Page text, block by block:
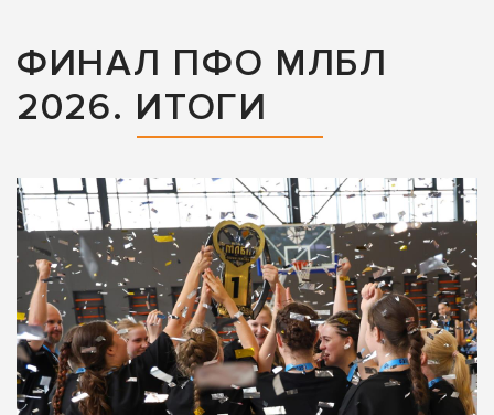
ФИНАЛ ПФО МЛБЛ
2026. ИТОГИ